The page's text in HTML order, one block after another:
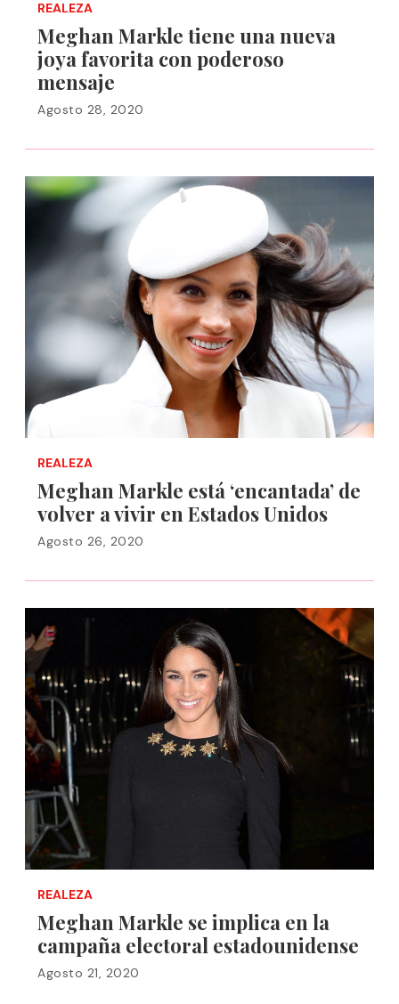
REALEZA
Meghan Markle tiene una nueva
joya favorita con poderoso
mensaje
Agosto 28, 2020
REALEZA
Meghan Markle está ‘encantada’ de
volver a vivir en Estados Unidos
Agosto 26, 2020
REALEZA
Meghan Markle se implica en la
campaña electoral estadounidense
Agosto 21, 2020